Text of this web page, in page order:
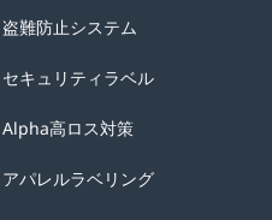
盗難防止システム
セキュリティラベル
Alpha高ロス対策
アパレルラベリング